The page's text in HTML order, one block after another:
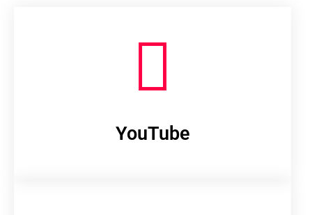
YouTube